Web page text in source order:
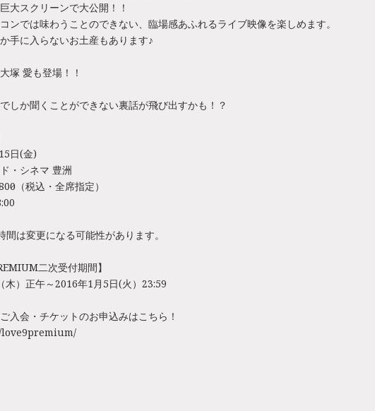
大スクリーンで大公開！！
ンでは味わうことのできない、臨場感あふれるライブ映像を楽しめます。
手に入らないお土産もあります♪
塚 愛も登場！！
しか聞くことができない裏話が飛び出すかも！？
日(金)
・シネマ 豊洲
円（税込・全席指定）
は変更になる可能性があります。
二次受付期間】
木）正午～2016年1月5日(火）23:59
入会・チケットのお申込みはこちら！